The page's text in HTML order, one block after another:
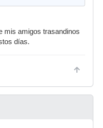
mis amigos trasandinos
días.